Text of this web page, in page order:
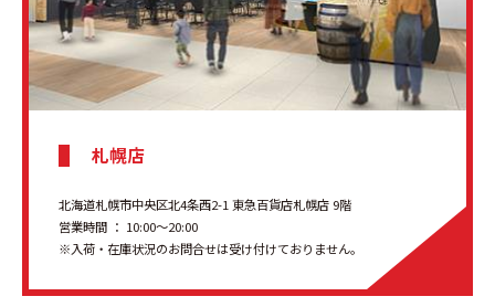
札幌店
北海道札幌市中央区北4条西2-1 東急百貨店札幌店 9階
営業時間 ： 10:00～20:00
※入荷・在庫状況のお問合せは受け付けておりません。